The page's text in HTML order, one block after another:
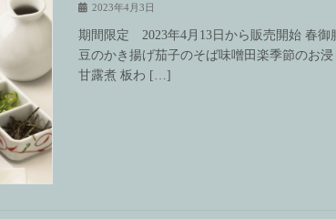
2023年4月3日
期間限定 2023年4月13日から販売開始 春御
豆のかき揚げ茄子のそば味噌田楽季節のお
甘露煮 板わ […]